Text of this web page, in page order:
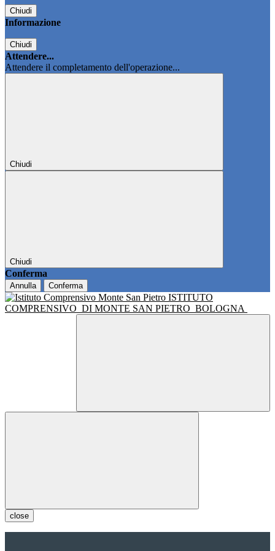
Chiudi
Informazione
Chiudi
Attendere...
Attendere il completamento dell'operazione...
Chiudi
Chiudi
Conferma
Annulla Conferma
ISTITUTO
COMPRENSIVO DI MONTE SAN PIETRO BOLOGNA
close